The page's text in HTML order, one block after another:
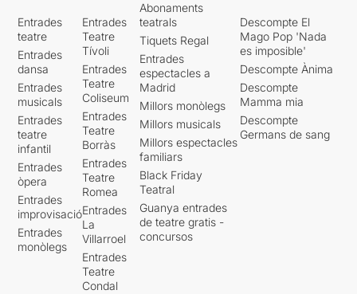
Entrades
teatre
Entrades
dansa
Entrades
musicals
Entrades
teatre
infantil
Entrades
òpera
Entrades
improvisació
Entrades
monòlegs
Entrades
Teatre
Tívoli
Entrades
Teatre
Coliseum
Entrades
Teatre
Borràs
Entrades
Teatre
Romea
Entrades
La
Villarroel
Entrades
Teatre
Condal
Abonaments
teatrals
Tiquets Regal
Entrades
espectacles a
Madrid
Millors monòlegs
Millors musicals
Millors espectacles
familiars
Black Friday
Teatral
Guanya entrades
de teatre gratis -
concursos
Descompte El
Mago Pop 'Nada
es imposible'
Descompte Ànima
Descompte
Mamma mia
Descompte
Germans de sang